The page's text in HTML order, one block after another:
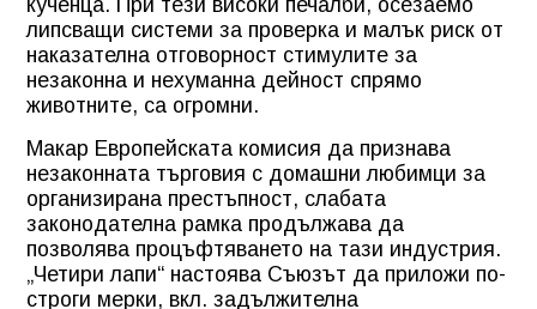
кученца. При тези високи печалби, осезаемо
липсващи системи за проверка и малък риск от
наказателна отговорност стимулите за
незаконна и нехуманна дейност спрямо
животните, са огромни.
Макар Европейската комисия да признава
незаконната търговия с домашни любимци за
организирана престъпност, слабата
законодателна рамка продължава да
позволява процъфтяването на тази индустрия.
„Четири лапи“ настоява Съюзът да приложи по-
строги мерки, вкл. задължителна